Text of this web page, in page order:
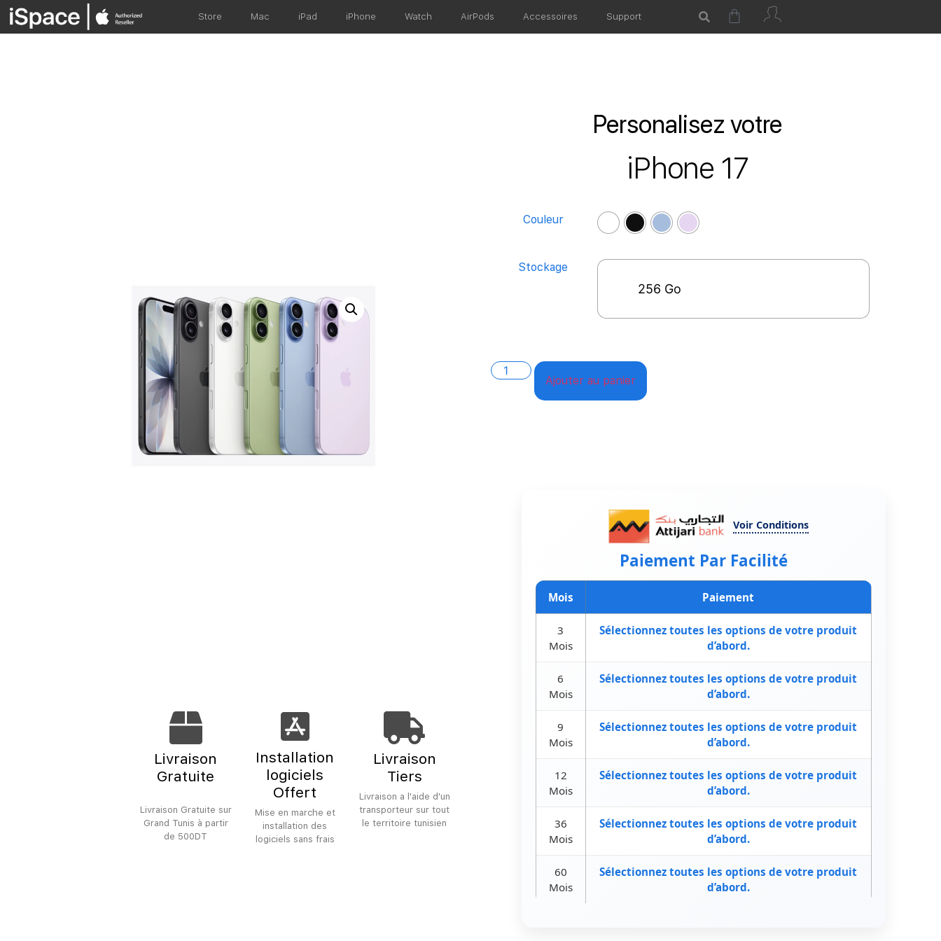
Store Mac iPad iPhone Watch AirPods Accessoires Support
Personalisez votre
iPhone 17
Couleur
Stockage
256 Go
Ajouter au panier
Livraison
Gratuite
Livraison Gratuite sur
Grand Tunis à partir
de 500DT
Installation
logiciels
Offert
Mise en marche et
installation des
logiciels sans frais
Livraison
Tiers
Livraison a l'aide d'un
transporteur sur tout
le territoire tunisien
Voir Conditions
Paiement Par Facilité
Mois Paiement
3
Mois
Sélectionnez toutes les options de votre produit
d’abord.
6
Mois
Sélectionnez toutes les options de votre produit
d’abord.
9
Mois
Sélectionnez toutes les options de votre produit
d’abord.
12
Mois
Sélectionnez toutes les options de votre produit
d’abord.
36
Mois
Sélectionnez toutes les options de votre produit
d’abord.
60
Mois
Sélectionnez toutes les options de votre produit
d’abord.